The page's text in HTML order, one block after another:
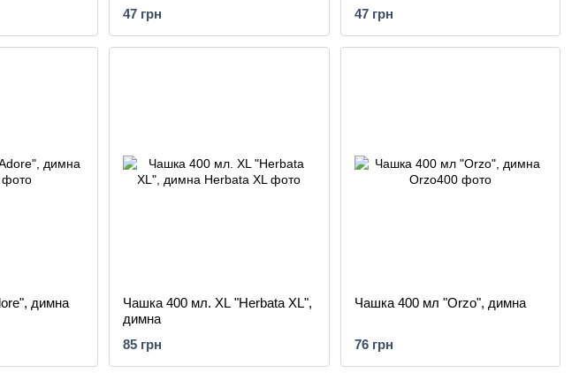
47 грн
47 грн
димна
Чашка 400 мл. XL "Herbata XL",
димна
85 грн
Чашка 400 мл "Orzo", димна
76 грн